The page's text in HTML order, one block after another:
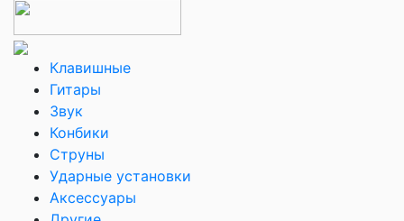
Клавишные
Гитары
Звук
Конбики
Струны
Ударные установки
Аксессуары